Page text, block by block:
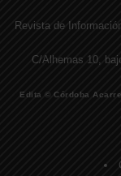
Revista de
C/Alhemas 10,
Edita © Córdoba